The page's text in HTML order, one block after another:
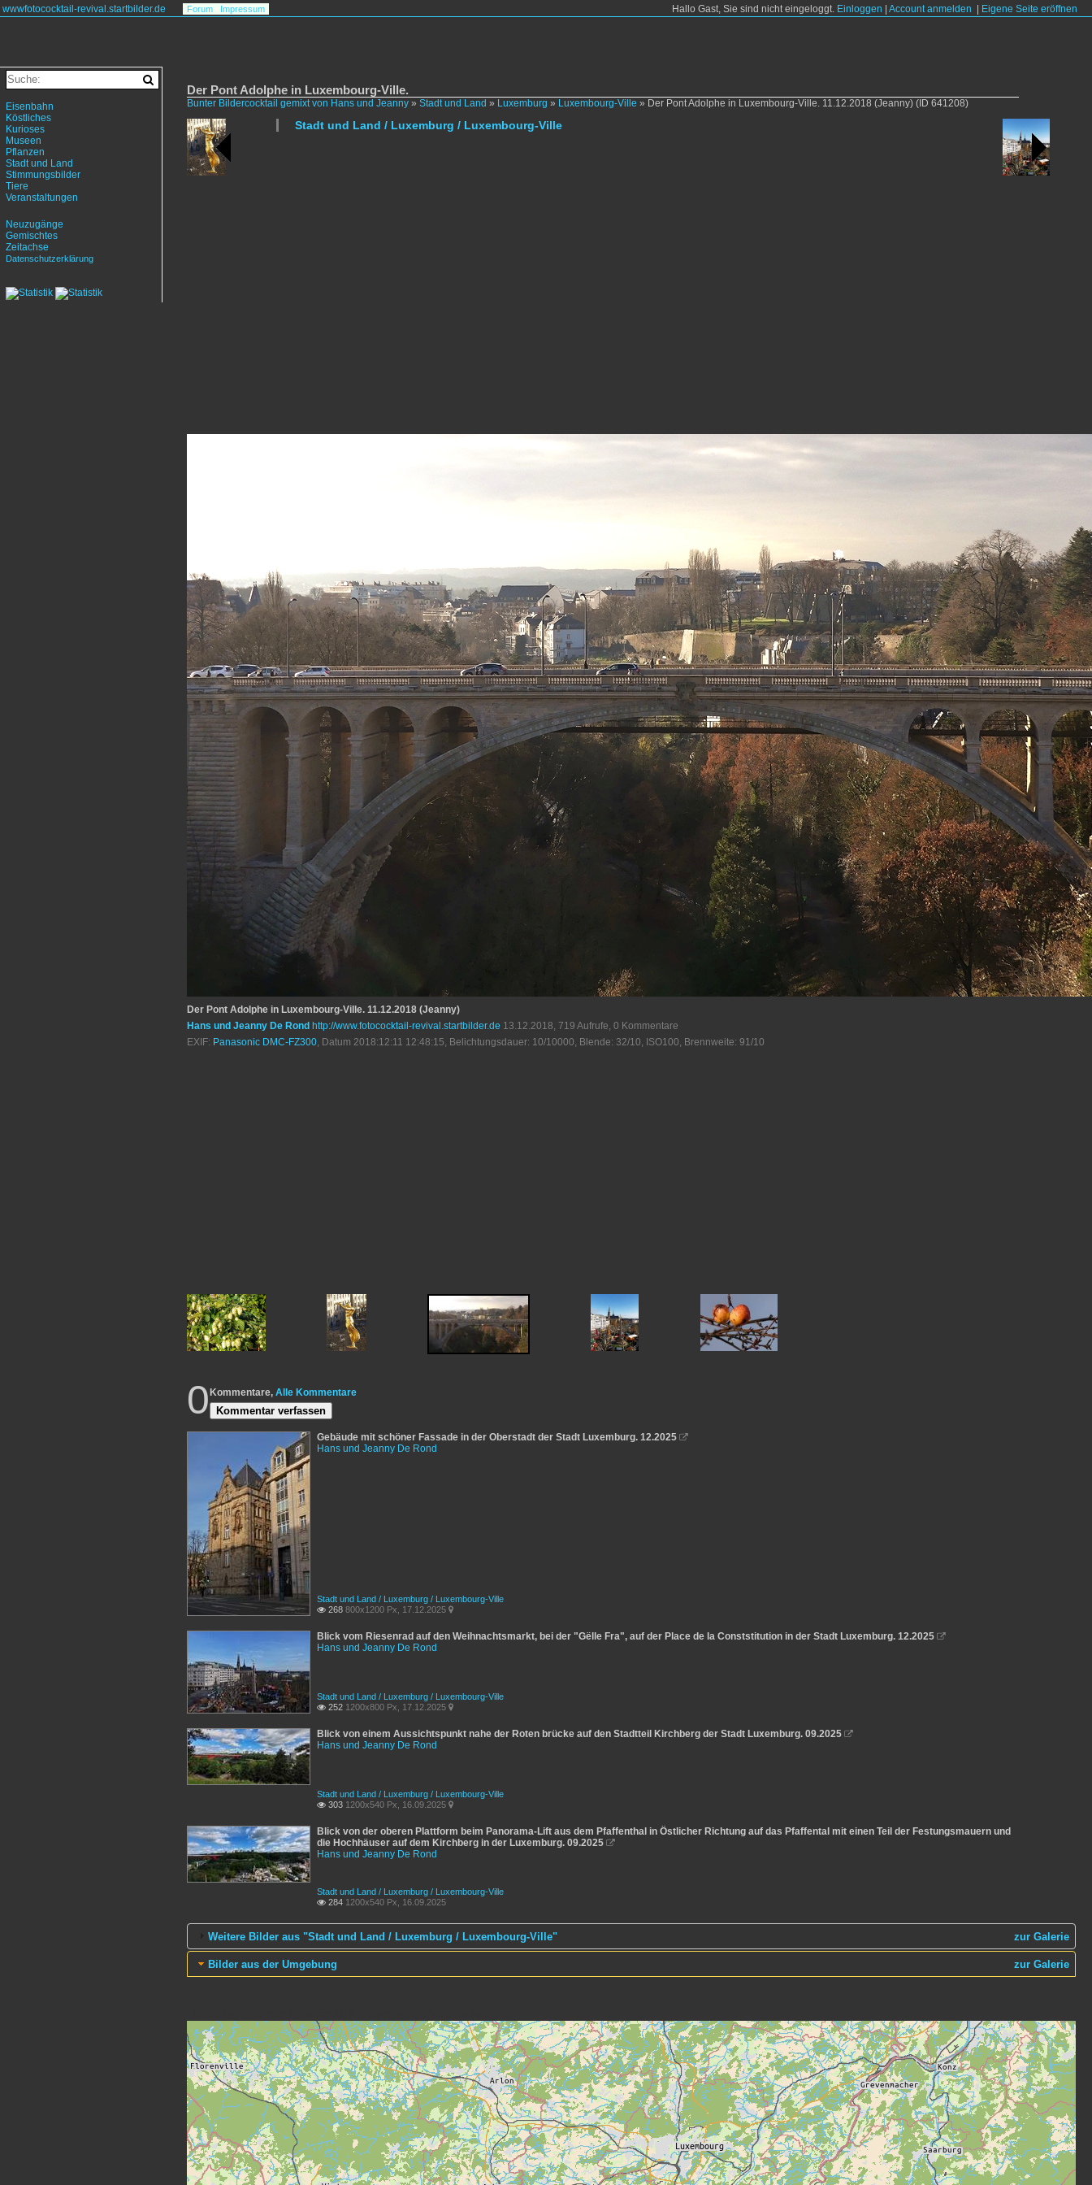
wwwfotococktail-revival.startbilder.de Hallo Gast, Sie sind nicht eingeloggt. Einloggen Account anmelden Eigene Seite eröffnen
Forum Impressum
Der Pont Adolphe in Luxembourg-Ville.
Bunter Bildercocktail gemixt von Hans und Jeanny » Stadt und Land » Luxemburg » Luxembourg-Ville » Der Pont Adolphe in Luxembourg-Ville. 11.12.2018 (Jeanny) (ID 641208)
Stadt und Land / Luxemburg / Luxembourg-Ville
Der Pont Adolphe in Luxembourg-Ville. 11.12.2018 (Jeanny)
Hans und Jeanny De Rond http://www.fotococktail-revival.startbilder.de 13.12.2018, 719 Aufrufe, 0 Kommentare
EXIF: Panasonic DMC-FZ300, Datum 2018:12:11 12:48:15, Belichtungsdauer: 10/10000, Blende: 32/10, ISO100, Brennweite: 91/10
0 Kommentare, Alle Kommentare
Kommentar verfassen
Gebäude mit schöner Fassade in der Oberstadt der Stadt Luxemburg. 12.2025 
Hans und Jeanny De Rond
Stadt und Land / Luxemburg / Luxembourg-Ville
 268 800x1200 Px, 17.12.2025 
Blick vom Riesenrad auf den Weihnachtsmarkt, bei der "Gëlle Fra", auf der Place de la Conststitution in der Stadt Luxemburg. 12.2025 
Hans und Jeanny De Rond
Stadt und Land / Luxemburg / Luxembourg-Ville
 252 1200x800 Px, 17.12.2025 
Blick von einem Aussichtspunkt nahe der Roten brücke auf den Stadtteil Kirchberg der Stadt Luxemburg. 09.2025 
Hans und Jeanny De Rond
Stadt und Land / Luxemburg / Luxembourg-Ville
 303 1200x540 Px, 16.09.2025 
Blick von der oberen Plattform beim Panorama-Lift aus dem Pfaffenthal in Östlicher Richtung auf das Pfaffental mit einen Teil der Festungsmauern und
die Hochhäuser auf dem Kirchberg in der Luxemburg. 09.2025 
Hans und Jeanny De Rond
Stadt und Land / Luxemburg / Luxembourg-Ville
 284 1200x540 Px, 16.09.2025
zur Galerie
Weitere Bilder aus "Stadt und Land / Luxemburg / Luxembourg-Ville"
zur Galerie
Bilder aus der Umgebung
Eisenbahn
Köstliches
Kurioses
Museen
Pflanzen
Stadt und Land
Stimmungsbilder
Tiere
Veranstaltungen
Neuzugänge
Gemischtes
Zeitachse
Datenschutzerklärung